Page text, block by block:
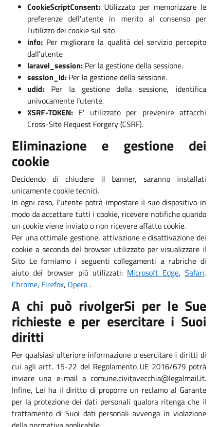
CookieScriptConsent: Utilizzato per memorizzare le
preferenze dell'utente in merito al consenso per
l'utilizzo dei cookie sul sito
info: Per migliorare la qualità del servizio percepito
dall'utente
laravel_session: Per la gestione della sessione.
session_id: Per la gestione della sessione.
udid: Per la gestione della sessione, identifica
univocamente l'utente.
XSRF-TOKEN: E' utilizzato per prevenire attacchi
Cross-Site Request Forgery (CSRF).
Eliminazione e gestione dei
cookie
Decidendo di chiudere il banner, saranno installati
unicamente cookie tecnici.
In ogni caso, l’utente potrà impostare il suo dispositivo in
modo da accettare tutti i cookie, ricevere notifiche quando
un cookie viene inviato o non ricevere affatto cookie.
Per una ottimale gestione, attivazione e disattivazione dei
cookie a seconda del browser utilizzato per visualizzare il
Sito Le forniamo i seguenti collegamenti a rubriche di
aiuto dei browser più utilizzati: Microsoft Edge,Safari,
Chrome, Firefox, Opera .
A chi può rivolgerSi per le Sue
richieste e per esercitare i Suoi
diritti
Per qualsiasi ulteriore informazione o esercitare i diritti di
cui agli artt. 15-22 del Regolamento UE 2016/679 potrà
inviare una e-mail a comune.civitavecchia@legalmail.it.
Infine, Lei ha il diritto di proporre un reclamo al Garante
per la protezione dei dati personali qualora ritenga che il
trattamento di Suoi dati personali avvenga in violazione